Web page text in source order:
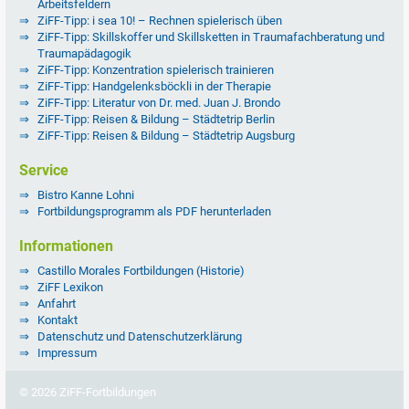
Arbeitsfeldern
ZiFF-Tipp: i sea 10! – Rechnen spielerisch üben
ZiFF-Tipp: Skillskoffer und Skillsketten in Traumafachberatung und
Traumapädagogik
ZiFF-Tipp: Konzentration spielerisch trainieren
ZiFF-Tipp: Handgelenksböckli in der Therapie
ZiFF-Tipp: Literatur von Dr. med. Juan J. Brondo
ZiFF-Tipp: Reisen & Bildung – Städtetrip Berlin
ZiFF-Tipp: Reisen & Bildung – Städtetrip Augsburg
Service
Bistro Kanne Lohni
Fortbildungsprogramm als PDF herunterladen
Informationen
Castillo Morales Fortbildungen (Historie)
ZiFF Lexikon
Anfahrt
Kontakt
Datenschutz und Datenschutzerklärung
Impressum
© 2026 ZiFF-Fortbildungen